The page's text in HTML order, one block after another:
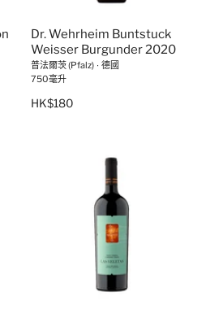
Dr. Wehrheim Buntstuck
Weisser Burgunder 2020
普法爾茨 (Pfalz) ∙ 德國
750毫升
HK$180